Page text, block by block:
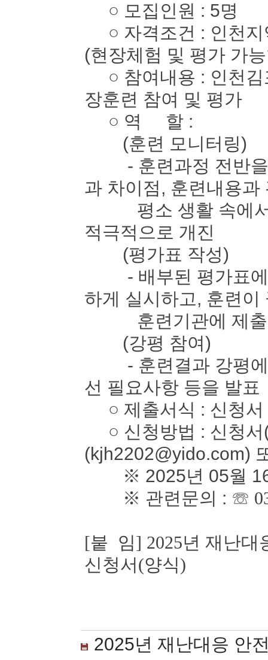
○ 모집인원 : 5명
○ 자격조건 : 인천지
(현장체험 및 평가 가
○ 참여내용 : 인천김
장훈련 참여 및 평가
○ 역 할 :
(훈련 모니터링)
- 훈련과정 전반을
과 차이점, 훈련내용과
평소 생활 속에서
적극적으로 개진
(평가표 작성)
- 배부된 평가표에
하게 실시하고, 훈련이
훈련기관에 제출
(강평 참여)
- 훈련결과 강평에
선 필요사항 등을 발표
○ 제출서식 : 신청서
○ 신청방법 : 신청서
(kjh2202@yido.com)
※ 2025년 05월 16
※ 관련문의 : ☏
[붙 임] 2025년 재난대
신청서(양식)
2025년 재난대응 안